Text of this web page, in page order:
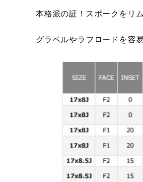
本格派の証！スポークをリ
グラベルやラフロードを容